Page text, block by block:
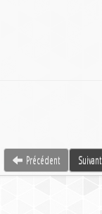
Précédent Suivant